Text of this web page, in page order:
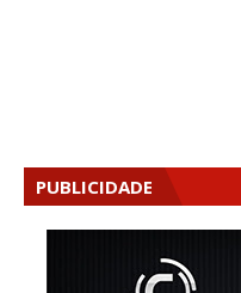
PUBLICIDADE